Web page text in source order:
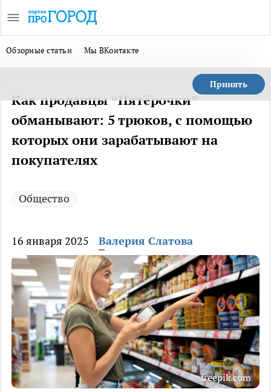
Обзорные статьи Мы ВКонтакте
Принять
Как продавцы “Пятёрочки”
обманывают: 5 трюков, с помощью
которых они зарабатывают на
покупателях
Общество
16 января 2025 Валерия Слатова
freepik.com